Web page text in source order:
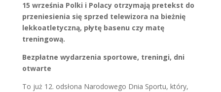
15 września Polki i Polacy otrzymają pretekst do
przeniesienia się sprzed telewizora na bieżnię
lekkoatletyczną, płytę basenu czy matę
treningową.
Bezpłatne wydarzenia sportowe, treningi, dni
otwarte
To już 12. odsłona Narodowego Dnia Sportu, który,